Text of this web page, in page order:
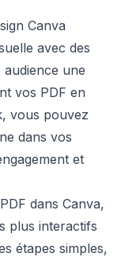
Canva
avec des
une
vos PDF en
vous pouvez
dans vos
et
dans Canva,
plus interactifs
étapes simples,